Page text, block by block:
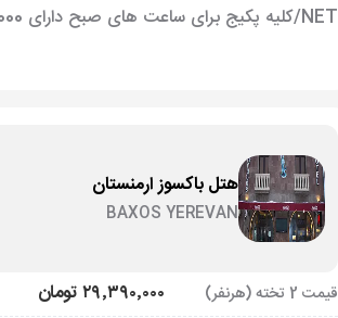
NET/کلیه پکیج برای ساعت های صبح دارای 1.000.000 تومان افزایش نرخ می باشد
هتل باکسوز ارمنستان
BAXOS YEREVAN
قیمت 2 تخته (هرنفر) ۲۹٬۳۹۰٬۰۰۰ تومان